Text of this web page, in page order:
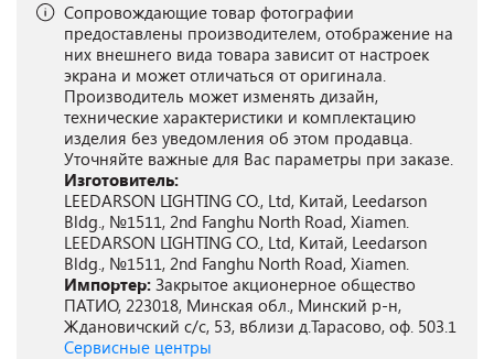
Сопровождающие товар фотографии
предоставлены производителем, отображение на
них внешнего вида товара зависит от настроек
экрана и может отличаться от оригинала.
Производитель может изменять дизайн,
технические характеристики и комплектацию
изделия без уведомления об этом продавца.
Уточняйте важные для Вас параметры при заказе.
Изготовитель:
LEEDARSON LIGHTING CO., Ltd, Китай, Leedarson
Bldg., №1511, 2nd Fanghu North Road, Xiamen.
LEEDARSON LIGHTING CO., Ltd, Китай, Leedarson
Bldg., №1511, 2nd Fanghu North Road, Xiamen.
Импортер: Закрытое акционерное общество
ПАТИО, 223018, Минская обл., Минский р-н,
Ждановичский с/с, 53, вблизи д.Тарасово, оф. 503.1
Сервисные центры